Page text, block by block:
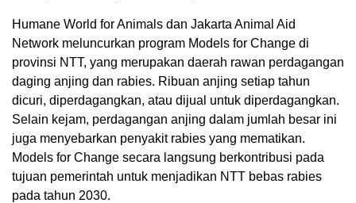
Humane World for Animals dan Jakarta Animal Aid
Network meluncurkan program Models for Change di
provinsi NTT, yang merupakan daerah rawan perdagangan
daging anjing dan rabies. Ribuan anjing setiap tahun
dicuri, diperdagangkan, atau dijual untuk diperdagangkan.
Selain kejam, perdagangan anjing dalam jumlah besar ini
juga menyebarkan penyakit rabies yang mematikan.
Models for Change secara langsung berkontribusi pada
tujuan pemerintah untuk menjadikan NTT bebas rabies
pada tahun 2030.